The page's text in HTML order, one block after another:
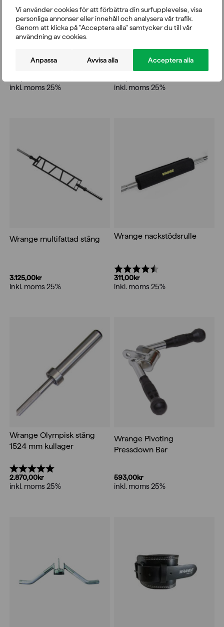
Vi använder cookies för att förbättra din surfupplevelse, visa
personliga annonser eller innehåll och analysera vår trafik.
Genom att klicka på "Acceptera alla" samtycker du till vår
användning av cookies.
Anpassa Avvisa alla Acceptera alla
Handtag med gummigrepp
inkl. moms 25%
140 cm
inkl. moms 25%
Wrange multifattad stång
3.125,00kr
inkl. moms 25%
Wrange nackstödsrulle
Betyg:
311,00kr
inkl. moms 25%
Wrange Olympisk stång
1524 mm kullager
Betyg:
2.870,00kr
inkl. moms 25%
Wrange Pivoting
Pressdown Bar
593,00kr
inkl. moms 25%